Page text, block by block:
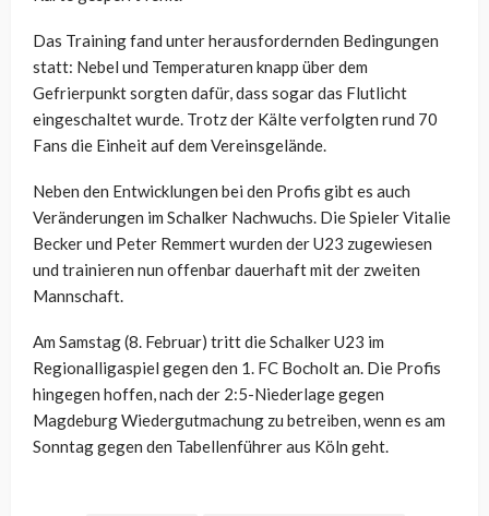
Das Training fand unter herausfordernden Bedingungen
statt: Nebel und Temperaturen knapp über dem
Gefrierpunkt sorgten dafür, dass sogar das Flutlicht
eingeschaltet wurde. Trotz der Kälte verfolgten rund 70
Fans die Einheit auf dem Vereinsgelände.
Neben den Entwicklungen bei den Profis gibt es auch
Veränderungen im Schalker Nachwuchs. Die Spieler Vitalie
Becker und Peter Remmert wurden der U23 zugewiesen
und trainieren nun offenbar dauerhaft mit der zweiten
Mannschaft.
Am Samstag (8. Februar) tritt die Schalker U23 im
Regionalligaspiel gegen den 1. FC Bocholt an. Die Profis
hingegen hoffen, nach der 2:5-Niederlage gegen
Magdeburg Wiedergutmachung zu betreiben, wenn es am
Sonntag gegen den Tabellenführer aus Köln geht.